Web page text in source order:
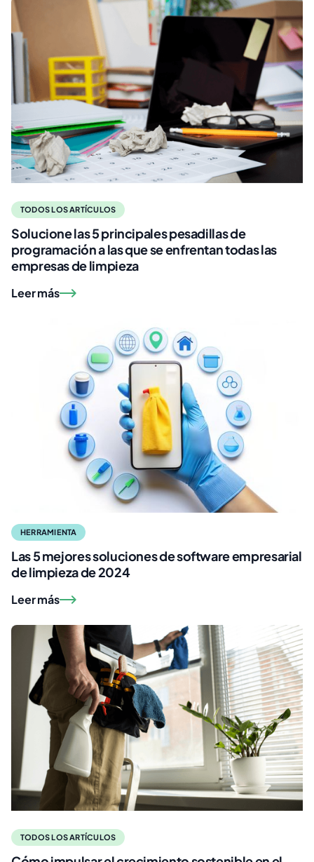
TODOS LOS ARTÍCULOS
Solucione las 5 principales pesadillas de
programación a las que se enfrentan todas las
empresas de limpieza
Leer más
HERRAMIENTA
Las 5 mejores soluciones de software empresarial
de limpieza de 2024
Leer más
TODOS LOS ARTÍCULOS